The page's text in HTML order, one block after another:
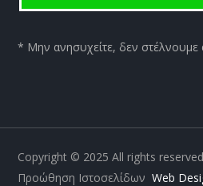
* Μην ανησυχείτε, δεν στέλνουμε
Copyright © 2025All rights
Προώθηση Ιστοσελίδων Web